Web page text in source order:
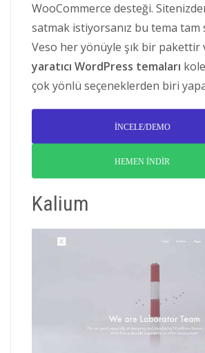
WooCommerce desteği.
satmak istiyorsanız bu tema tam
Veso her yönüyle şık bir pakettir
yaratıcı WordPress temaları
çok yönlü seçeneklerden biri
İNCELE/DEMO
HEMEN İNDİR
Kalium